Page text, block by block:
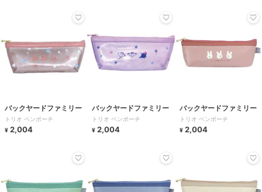
バックヤードファミリー
トリオ ペンポーチ
¥ 2,004
バックヤードファミリー
トリオ ペンポーチ
¥ 2,004
バックヤードファミリー
トリオ ペンポーチ
¥ 2,004